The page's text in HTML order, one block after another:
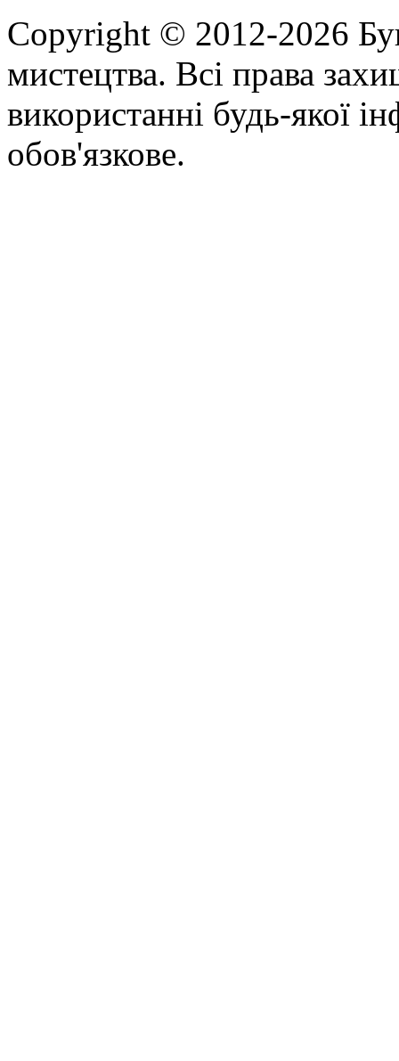
Copyright © 2012-2026
мистецтва. Всі права
використанні будь-якої
обов'язкове.